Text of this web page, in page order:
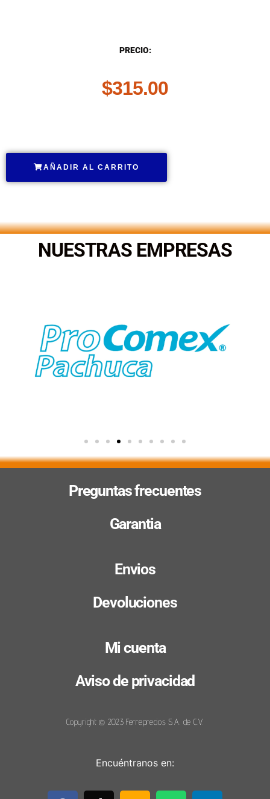
PRECIO:
$315.00
AÑADIR AL CARRITO
NUESTRAS EMPRESAS
Preguntas frecuentes
Garantia
Envios
Devoluciones
Mi cuenta
Aviso de privacidad
Copyright © 2023 Ferreprecios S.A. de C.V.
Encuéntranos en: